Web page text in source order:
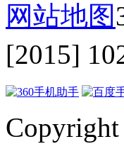
网站地图
[2015]